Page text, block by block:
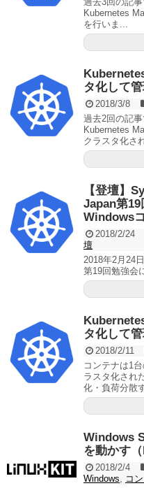
Kubernetes
を行いま...
タ化して
2018/3/8
過去2回の記
Kubernetes
クラスタ化さ
【登壇】
Japan第
Windows
2018/2/24
壇
2018年2月24
第19回勉強会
タ化して
2018/2/11
コンテナは1
ラスタ化され
化・負荷分散
Windows
を動かす（
2018/2/4
Windows, コ